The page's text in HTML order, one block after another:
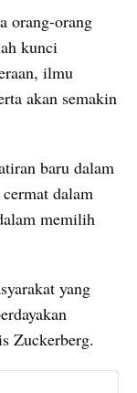
orang-orang
kunci
ilmu
akan semakin
baru dalam
dalam
memilih
yang
Zuckerberg.